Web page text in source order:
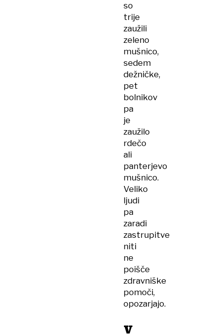
so
trije
zaužili
zeleno
mušnico,
sedem
dežničke,
pet
bolnikov
pa
je
zaužilo
rdečo
ali
panterjevo
mušnico.
Veliko
ljudi
pa
zaradi
zastrupitve
niti
ne
poišče
zdravniške
pomoči,
opozarjajo.
V